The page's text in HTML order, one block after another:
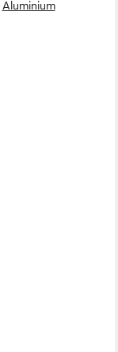
Aluminium